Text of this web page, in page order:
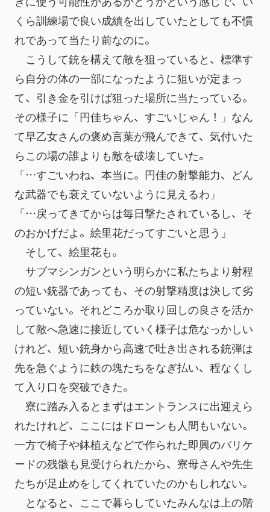
くら訓練場で良い成績を出していたとしても不慣
れであって当たり前なのに。
こうして銃を構えて敵を狙っていると、標準す
ら自分の体の一部になったように狙いが定まっ
て、引き金を引けば狙った場所に当たっている。
その様子に「円佳ちゃん、すごいじゃん！」なん
て早乙女さんの褒め言葉が飛んできて、気付いた
らこの場の誰よりも敵を破壊していた。
「…すごいわね、本当に。円佳の射撃能力、どん
な武器でも衰えていないように見えるわ」
「…戻ってきてからは毎日撃たされているし、そ
のおかげだよ。絵里花だってすごいと思う」
そして、絵里花も。
サブマシンガンという明らかに私たちより射程
の短い銃器であっても、その射撃精度は決して劣
っていない。それどころか取り回しの良さを活か
して敵へ急速に接近していく様子は危なっかしい
けれど、短い銃身から高速で吐き出される銃弾は
先を急ぐように鉄の塊たちをなぎ払い、程なくし
て入り口を突破できた。
寮に踏み入るとまずはエントランスに出迎えら
れたけれど、ここにはドローンも人間もいない。
一方で椅子や鉢植えなどで作られた即興のバリケ
ードの残骸も見受けられたから、寮母さんや先生
たちが足止めをしてくれていたのかもしれない。
となると、ここで暮らしていたみんなは上の階